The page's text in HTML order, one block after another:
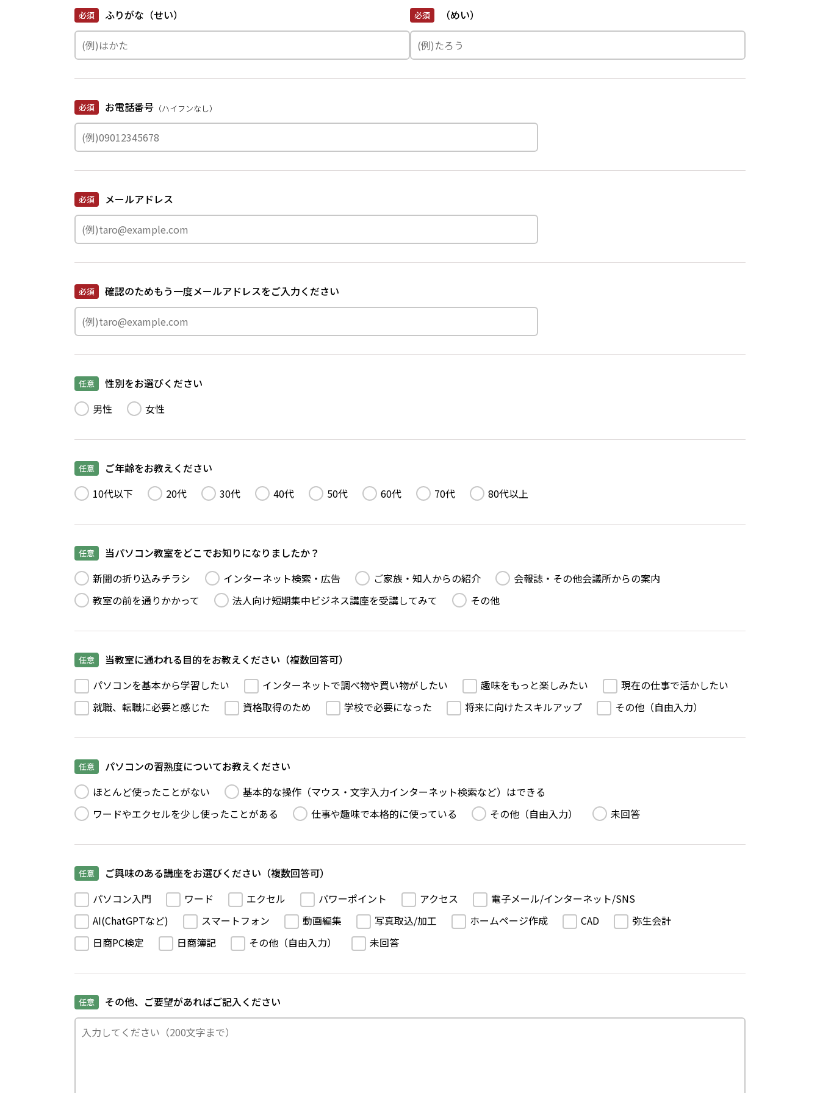
ふりがな（せい）
必須 （めい）
必須
お電話番号
必須 （ハイフンなし）
メールアドレス
必須
確認のためもう一度メールアドレスをご入力ください
必須
任意
性別をお選びください
男性
女性
任意
ご年齢をお教えください
10代以下
20代 30代 40代 50代 60代 70代 80代以上
任意
当パソコン教室をどこでお知りになりましたか？
新聞の折り込みチラシ
インターネット検索・広告 ご家族・知人からの紹介
会報誌・その他会議所からの案内
教室の前を通りかかって
法人向け短期集中ビジネス講座を受講してみて その他
任意
当教室に通われる目的をお教えください（複数回答可）
パソコンを基本から学習したい
インターネットで調べ物や買い物がしたい 趣味をもっと楽しみたい
現在の仕事で活かしたい
就職、転職に必要と感じた
資格取得のため 学校で必要になった 将来に向けたスキルアップ その他（自由入力）
任意
パソコンの習熟度についてお教えください
ほとんど使ったことがない
基本的な操作（マウス・文字入力インターネット検索など）はできる
ワードやエクセルを少し使ったことがある
仕事や趣味で本格的に使っている その他（自由入力） 未回答
任意
ご興味のある講座をお選びください（複数回答可）
パソコン入門
ワード エクセル パワーポイント アクセス
電子メール/インターネット/SNS
AI(ChatGPTなど)
スマートフォン 動画編集 写真取込/加工 ホームページ作成 CAD
弥生会計
日商PC検定
日商簿記 その他（自由入力） 未回答
その他、ご要望があればご記入ください
任意